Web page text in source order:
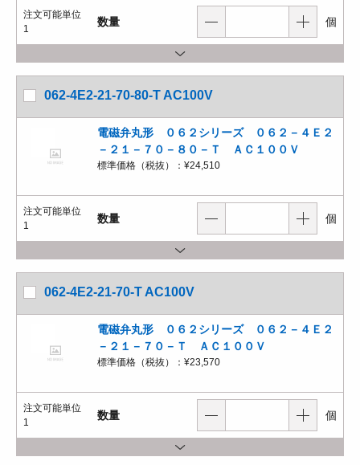
注文可能単位
1
数量 個
062-4E2-21-70-80-T AC100V
電磁弁丸形 ０６２シリーズ ０６２－４Ｅ２
－２１－７０－８０－Ｔ ＡＣ１００Ｖ
標準価格（税抜）： ¥24,510
注文可能単位
1
数量 個
062-4E2-21-70-T AC100V
電磁弁丸形 ０６２シリーズ ０６２－４Ｅ２
－２１－７０－Ｔ ＡＣ１００Ｖ
標準価格（税抜）： ¥23,570
注文可能単位
1
数量 個